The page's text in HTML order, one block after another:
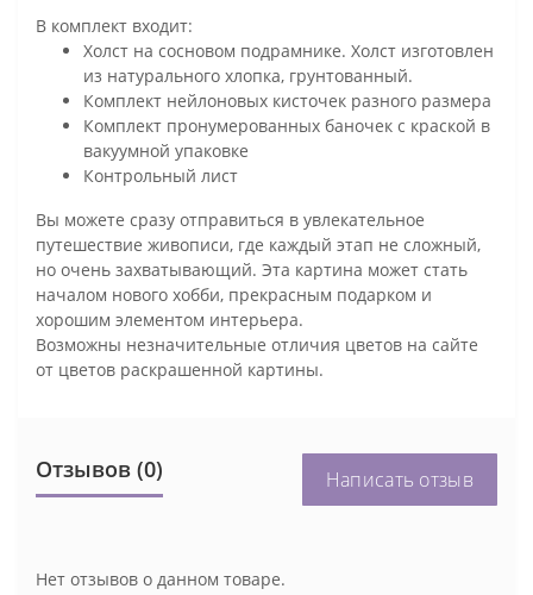
В комплект входит:
Холст на сосновом подрамнике. Холст изготовлен
из натурального хлопка, грунтованный.
Комплект нейлоновых кисточек разного размера
Комплект пронумерованных баночек с краской в
вакуумной упаковке
Контрольный лист
Вы можете сразу отправиться в увлекательное
путешествие живописи, где каждый этап не сложный,
но очень захватывающий. Эта картина может стать
началом нового хобби, прекрасным подарком и
хорошим элементом интерьера.
Возможны незначительные отличия цветов на сайте
от цветов раскрашенной картины.
Отзывов (0) Написать отзыв
Нет отзывов о данном товаре.